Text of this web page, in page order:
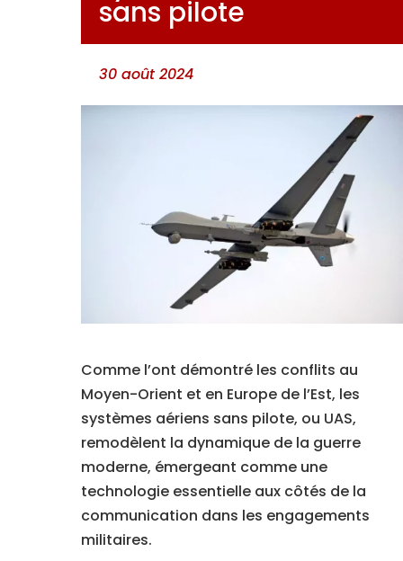
sans pilote
30 août 2024
Comme l’ont démontré les conflits au
Moyen-Orient et en Europe de l’Est, les
systèmes aériens sans pilote, ou UAS,
remodèlent la dynamique de la guerre
moderne, émergeant comme une
technologie essentielle aux côtés de la
communication dans les engagements
militaires.